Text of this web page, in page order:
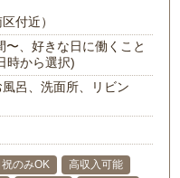
付近）
、好きな日に働くこと
時から選択)
呂、洗面所、リビン
のみOK
高収入可能